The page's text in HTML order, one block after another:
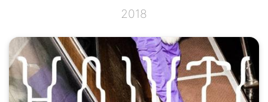
2018